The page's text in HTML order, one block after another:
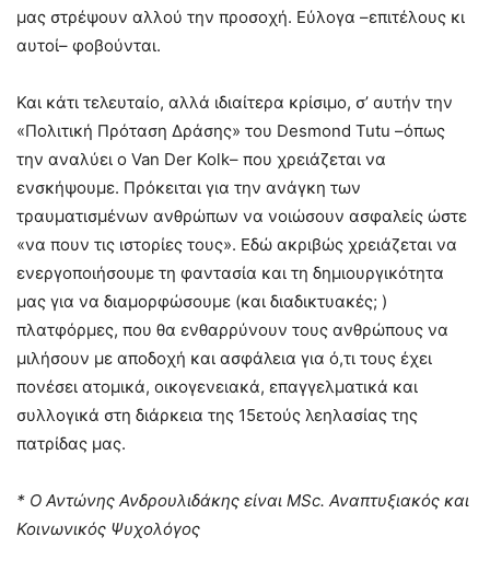
μας στρέψουν αλλού την προσοχή. Εύλογα –επιτέλους κι
αυτοί– φοβούνται.
Και κάτι τελευταίο, αλλά ιδιαίτερα κρίσιμο, σ’ αυτήν την
«Πολιτική Πρόταση Δράσης» του Desmond Tutu –όπως
την αναλύει ο Van Der Kolk– που χρειάζεται να
ενσκήψουμε. Πρόκειται για την ανάγκη των
τραυματισμένων ανθρώπων να νοιώσουν ασφαλείς ώστε
«να πουν τις ιστορίες τους». Εδώ ακριβώς χρειάζεται να
ενεργοποιήσουμε τη φαντασία και τη δημιουργικότητα
μας για να διαμορφώσουμε (και διαδικτυακές; )
πλατφόρμες, που θα ενθαρρύνουν τους ανθρώπους να
μιλήσουν με αποδοχή και ασφάλεια για ό,τι τους έχει
πονέσει ατομικά, οικογενειακά, επαγγελματικά και
συλλογικά στη διάρκεια της 15ετούς λεηλασίας της
πατρίδας μας.
* Ο Αντώνης Ανδρουλιδάκης είναι MSc. Αναπτυξιακός και
Κοινωνικός Ψυχολόγος